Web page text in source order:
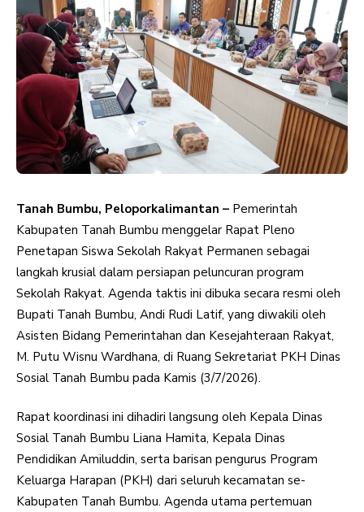
Tanah Bumbu, Peloporkalimantan – Pemerintah
Kabupaten Tanah Bumbu menggelar Rapat Pleno
Penetapan Siswa Sekolah Rakyat Permanen sebagai
langkah krusial dalam persiapan peluncuran program
Sekolah Rakyat. Agenda taktis ini dibuka secara resmi oleh
Bupati Tanah Bumbu, Andi Rudi Latif, yang diwakili oleh
Asisten Bidang Pemerintahan dan Kesejahteraan Rakyat,
M. Putu Wisnu Wardhana, di Ruang Sekretariat PKH Dinas
Sosial Tanah Bumbu pada Kamis (3/7/2026).
Rapat koordinasi ini dihadiri langsung oleh Kepala Dinas
Sosial Tanah Bumbu Liana Hamita, Kepala Dinas
Pendidikan Amiluddin, serta barisan pengurus Program
Keluarga Harapan (PKH) dari seluruh kecamatan se-
Kabupaten Tanah Bumbu. Agenda utama pertemuan